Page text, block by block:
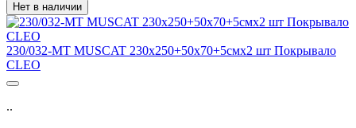
Нет в наличии
230/032-MT MUSCAT 230х250+50х70+5смх2 шт Покрывало
CLEO
..